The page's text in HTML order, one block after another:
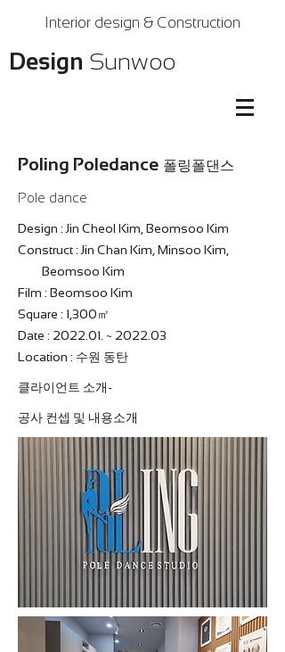
Interior design & Construction
Design Sunwoo
Poling Poledance 폴링폴댄스
Pole dance
Design : Jin Cheol Kim, Beomsoo Kim
Construct : Jin Chan Kim, Minsoo Kim,
Beomsoo Kim
Film : Beomsoo Kim
Square : 1,300㎡
Date : 2022.01. ~ 2022.03
Location : 수원 동탄
​클라이언트 소개-
공사 컨셉 및 내용소개